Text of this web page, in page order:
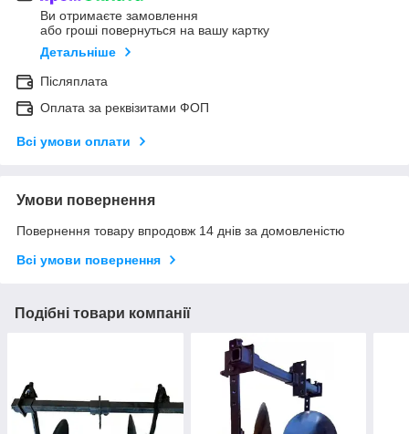
Ви отримаєте замовлення
або гроші повернуться на вашу картку
Детальніше
Післяплата
Оплата за реквізитами ФОП
Всі умови оплати
Умови повернення
Повернення товару впродовж 14 днів за домовленістю
Всі умови повернення
Подібні товари компанії